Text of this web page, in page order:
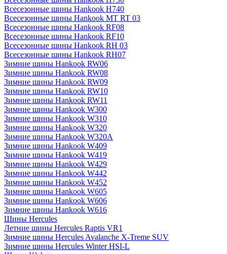
Всесезонные шины Hankook H740
Всесезонные шины Hankook MT RT 03
Всесезонные шины Hankook RF08
Всесезонные шины Hankook RF10
Всесезонные шины Hankook RH 03
Всесезонные шины Hankook RH07
Зимние шины Hankook RW06
Зимние шины Hankook RW08
Зимние шины Hankook RW09
Зимние шины Hankook RW10
Зимние шины Hankook RW11
Зимние шины Hankook W300
Зимние шины Hankook W310
Зимние шины Hankook W320
Зимние шины Hankook W320A
Зимние шины Hankook W409
Зимние шины Hankook W419
Зимние шины Hankook W429
Зимние шины Hankook W442
Зимние шины Hankook W452
Зимние шины Hankook W605
Зимние шины Hankook W606
Зимние шины Hankook W616
Шины Hercules
Летние шины Hercules Raptis VR1
Зимние шины Hercules Avalanche X-Treme SUV
Зимние шины Hercules Winter HSI-L